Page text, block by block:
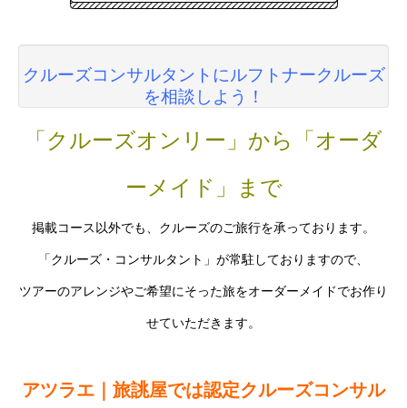
クルーズコンサルタントにルフトナークルーズ
を相談しよう！
「クルーズオンリー」から「オーダ
ーメイド」まで
掲載コース以外でも、クルーズのご旅行を承っております。
「クルーズ・コンサルタント」が常駐しておりますので、
ツアーのアレンジやご希望にそった旅をオーダーメイドでお作り
せていただきます。
アツラエ｜旅誂屋では認定クルーズコンサル